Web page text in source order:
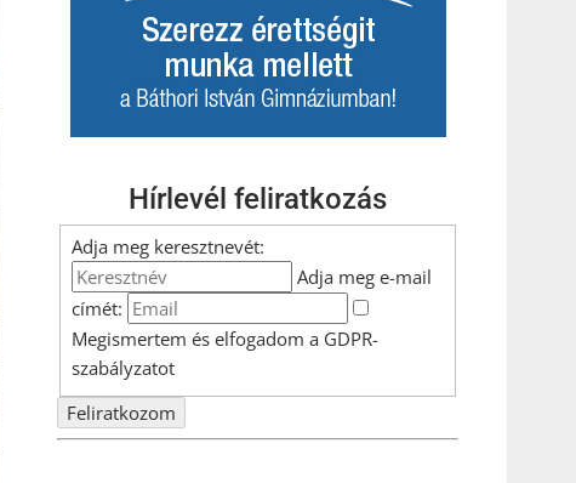
Hírlevél feliratkozás
Adja meg keresztnevét:
Adja meg e-mail
címét:
Megismertem és elfogadom a GDPR-
szabályzatot